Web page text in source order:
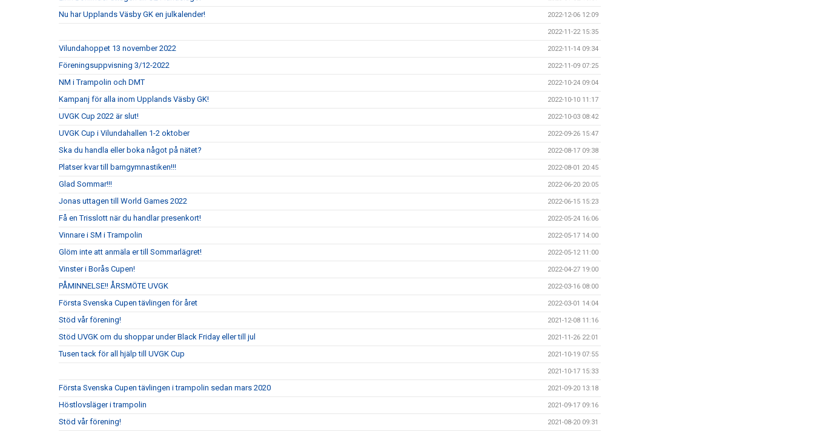
Nu har Upplands Väsby GK en julkalender! 2022-12-06 12:09
2022-11-22 15:35
Vilundahoppet 13 november 2022 2022-11-14 09:34
Föreningsuppvisning 3/12-2022 2022-11-09 07:25
NM i Trampolin och DMT 2022-10-24 09:04
Kampanj för alla inom Upplands Väsby GK! 2022-10-10 11:17
UVGK Cup 2022 är slut! 2022-10-03 08:42
UVGK Cup i Vilundahallen 1-2 oktober 2022-09-26 15:47
Ska du handla eller boka något på nätet? 2022-08-17 09:38
Platser kvar till barngymnastiken!!! 2022-08-01 20:45
Glad Sommar!!! 2022-06-20 20:05
Jonas uttagen till World Games 2022 2022-06-15 15:23
Få en Trisslott när du handlar presenkort! 2022-05-24 16:06
Vinnare i SM i Trampolin 2022-05-17 14:00
Glöm inte att anmäla er till Sommarlägret! 2022-05-12 11:00
Vinster i Borås Cupen! 2022-04-27 19:00
PÅMINNELSE!! ÅRSMÖTE UVGK 2022-03-16 08:00
Första Svenska Cupen tävlingen för året 2022-03-01 14:04
Stöd vår förening! 2021-12-08 11:16
Stöd UVGK om du shoppar under Black Friday eller till jul 2021-11-26 22:01
Tusen tack för all hjälp till UVGK Cup 2021-10-19 07:55
2021-10-17 15:33
Första Svenska Cupen tävlingen i trampolin sedan mars 2020 2021-09-20 13:18
Höstlovsläger i trampolin 2021-09-17 09:16
Stöd vår förening! 2021-08-20 09:31